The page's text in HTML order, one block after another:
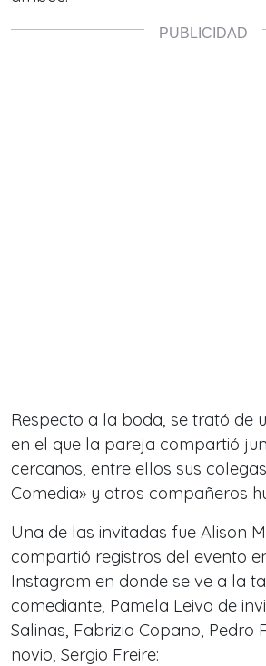
Respecto a la boda, se trató de
en el que la pareja compartió
cercanos, entre ellos sus
Comedia» y otros compañeros
Una de las invitadas fue Alison
compartió registros del evento
Instagram en donde se ve a la
comediante, Pamela Leiva de
Salinas, Fabrizio Copano, Pedro
novio, Sergio Freire: